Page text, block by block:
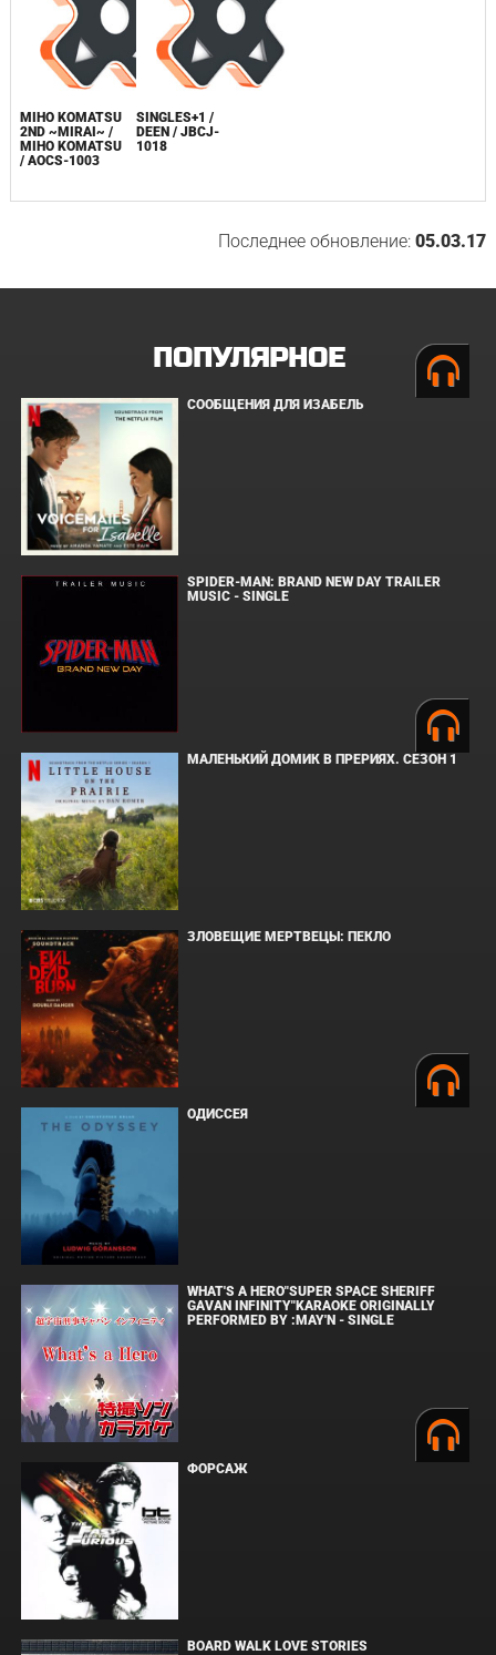
MIHO KOMATSU
2ND ~MIRAI~ /
MIHO KOMATSU
/ AOCS-1003
SINGLES+1 /
DEEN / JBCJ-
1018
Последнее обновление:05.03.17
ПОПУЛЯРНОЕ
СООБЩЕНИЯ ДЛЯ ИЗАБЕЛЬ
SPIDER-MAN: BRAND NEW DAY TRAILER
MUSIC - SINGLE
МАЛЕНЬКИЙ ДОМИК В ПРЕРИЯХ. СЕЗОН 1
ЗЛОВЕЩИЕ МЕРТВЕЦЫ: ПЕКЛО
ОДИССЕЯ
WHAT'S A HERO"SUPER SPACE SHERIFF
GAVAN INFINITY"KARAOKE ORIGINALLY
PERFORMED BY :MAY'N - SINGLE
ФОРСАЖ
BOARD WALK LOVE STORIES